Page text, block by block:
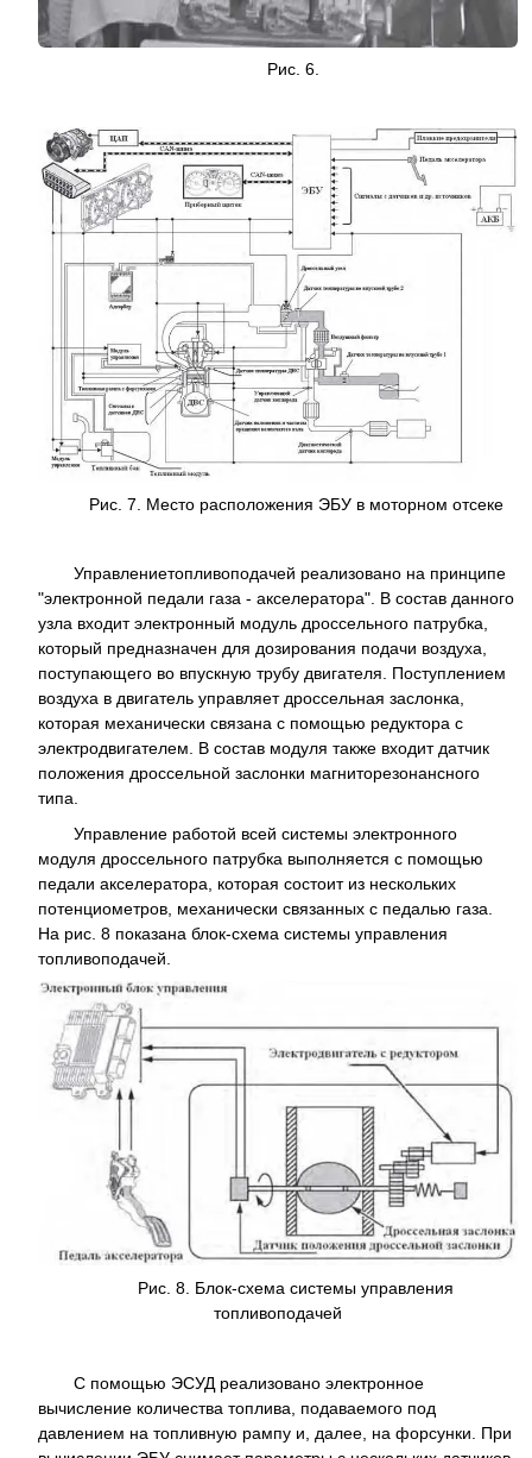
Рис. 6.
Рис. 7. Место расположения ЭБУ в моторном отсеке
Управлениетопливоподачей реализовано на принципе
"электронной педали газа - акселератора". В состав данного
узла входит электронный модуль дроссельного патрубка,
который предназначен для дозирования подачи воздуха,
поступающего во впускную трубу двигателя. Поступлением
воздуха в двигатель управляет дроссельная заслонка,
которая механически связана с помощью редуктора с
электродвигателем. В состав модуля также входит датчик
положения дроссельной заслонки магниторезонансного
типа.
Управление работой всей системы электронного
модуля дроссельного патрубка выполняется с помощью
педали акселератора, которая состоит из нескольких
потенциометров, механически связанных с педалью газа.
На рис. 8 показана блок-схема системы управления
топливоподачей.
Рис. 8. Блок-схема системы управления
топливоподачей
С помощью ЭСУД реализовано электронное
вычисление количества топлива, подаваемого под
давлением на топливную рампу и, далее, на форсунки. При